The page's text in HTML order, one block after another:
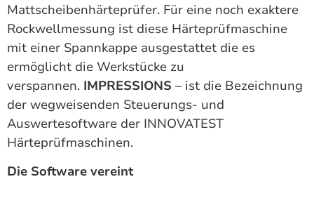
Mattscheibenhärteprüfer. Für eine noch exaktere
Rockwellmessung ist diese Härteprüfmaschine
mit einer Spannkappe ausgestattet die es
ermöglicht die Werkstücke zu
verspannen. IMPRESSIONS – ist die Bezeichnung
der wegweisenden Steuerungs- und
Auswertesoftware der INNOVATEST
Härteprüfmaschinen.
Die Software vereint